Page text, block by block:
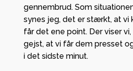
gennembrud. Som
synes jeg, det er stærkt, at vi
får det ene point. Der viser
gejst, at vi får dem presset
i det sidste minut.